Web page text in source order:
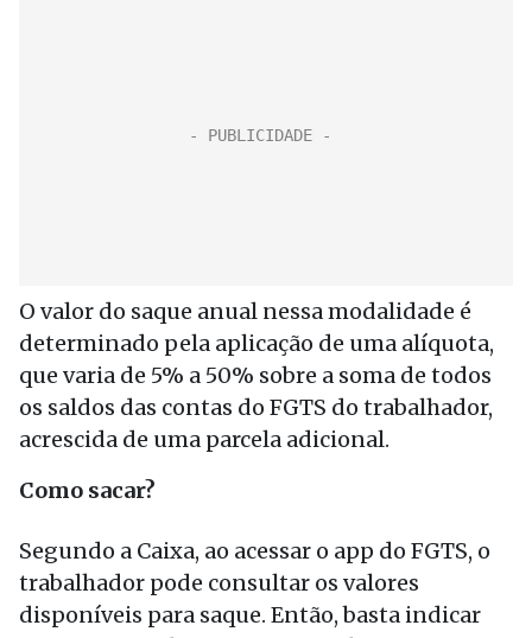
O valor do saque anual nessa modalidade é
determinado pela aplicação de uma alíquota,
que varia de 5% a 50% sobre a soma de todos
os saldos das contas do FGTS do trabalhador,
acrescida de uma parcela adicional.
Como sacar?
Segundo a Caixa, ao acessar o app do FGTS, o
trabalhador pode consultar os valores
disponíveis para saque. Então, basta indicar